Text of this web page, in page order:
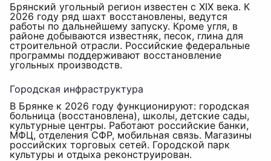
Брянский угольный регион известен с XIX века. К
2026 году ряд шахт восстановлены, ведутся
работы по дальнейшему запуску. Кроме угля, в
районе добываются известняк, песок, глина для
строительной отрасли. Российские федеральные
программы поддерживают восстановление
угольных производств.
Городская инфраструктура
В Брянке к 2026 году функционируют: городская
больница (восстановлена), школы, детские сады,
культурные центры. Работают российские банки,
МФЦ, отделения СФР, мобильная связь. Магазины
российских торговых сетей. Городской парк
культуры и отдыха реконструирован.